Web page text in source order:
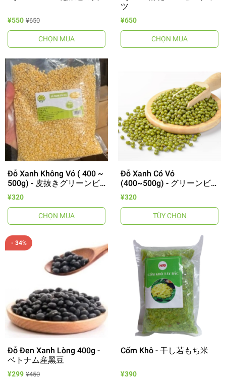
¥550 ¥650
CHỌN MUA
ツ
¥650
CHỌN MUA
Đỗ Xanh Không Vỏ ( 400 ~
500g) - 皮抜きグリーンビ
ーン
¥320
CHỌN MUA
Đỗ Xanh Có Vỏ
(400~500g) - グリーンビ
ーン
¥320
TÙY CHỌN
- 34%
Đỗ Đen Xanh Lòng 400g -
ベトナム産黑豆
¥299 ¥450
Cốm Khô - 干し若もち米
¥390